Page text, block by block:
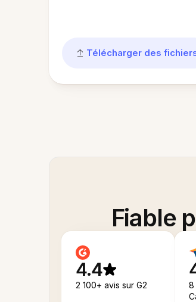
Télécharger des
Fiable
4.4
2 100+ avis sur G2
8